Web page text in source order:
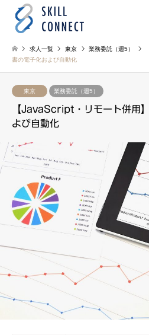
求人一覧 東京 業務委託（週5）
書の電子化および自動化
東京 業務委託（週5）
【JavaScript・リモート併用
よび自動化